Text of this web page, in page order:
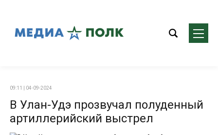
09:11 | 04-09-2024
В Улан-Удэ прозвучал полуденный
артиллерийский выстрел